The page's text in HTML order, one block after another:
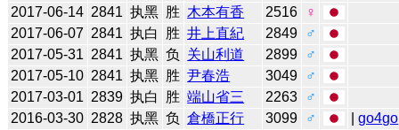
2017-06-14 2841 执黑 胜 木本有香 2516
♀
2017-06-07 2841 执白 胜 井上直紀 2849
♂
2017-05-31 2841 执黑 负 关山利道 2899
♂
2017-05-10 2841 执黑 胜 尹春浩 3049
♂
2017-03-01 2839 执白 胜 端山省三 2263
♂
2016-03-30 2828 执黑 负 倉橋正行 3099 ♂ |go4go